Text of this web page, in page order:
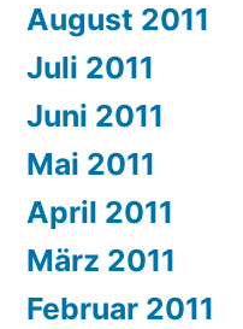
August 2011
Juli 2011
Juni 2011
Mai 2011
April 2011
März 2011
Februar 2011